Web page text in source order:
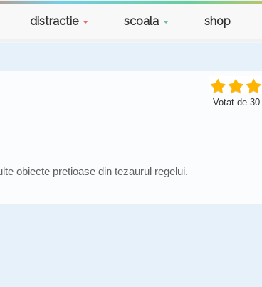
distractie scoala shop
Votat de 30
obiecte pretioase din tezaurul regelui.